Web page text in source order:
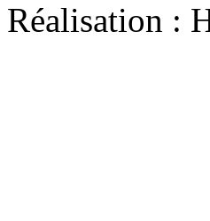
Réalisation :